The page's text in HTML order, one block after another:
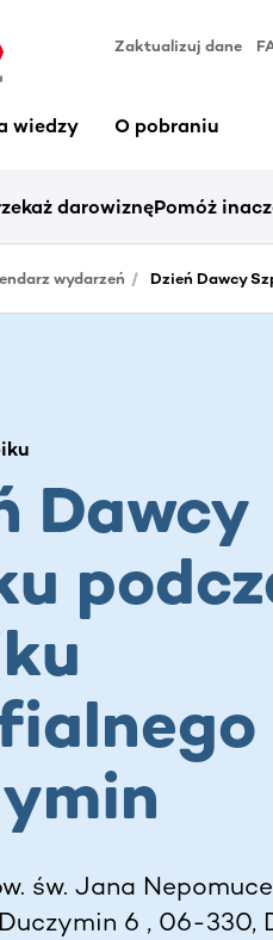
Zaktualizuj dane
wiedzy O pobraniu
darowiznęPomóż
wydarzeń Dzień Dawcy
Dawcy
św. Jana
6 , 06-330,